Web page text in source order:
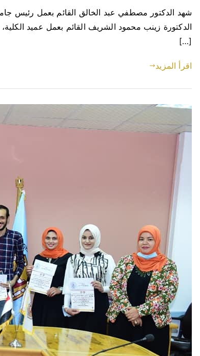
شهد الدكتور مصطفي عبد الخالق القائم بعمل رئيس
الدكتورة زينب محمود الشريف القائم بعمل عميد
[…]
اقرأ المزيد